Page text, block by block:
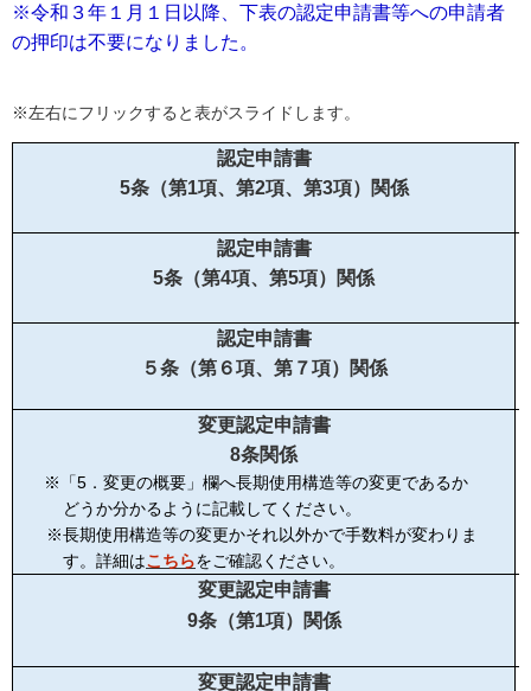
※令和３年１月１日以降、下表の認定申請書等への申請者
の押印は不要になりました。
※左右にフリックすると表がスライドします。
認定申請書
5条（第1項、第2項、第3項）関係
認定申請書
5条（第4項、第5項）関係
認定申請書
５条（第６項、第７項）関係
変更認定申請書
8条関係
※「5．変更の概要」欄へ長期使用構造等の変更であるか
どうか分かるように記載してください。
※長期使用構造等の変更かそれ以外かで手数料が変わりま
す。詳細はこちらをご確認ください。
変更認定申請書
9条（第1項）関係
変更認定申請書